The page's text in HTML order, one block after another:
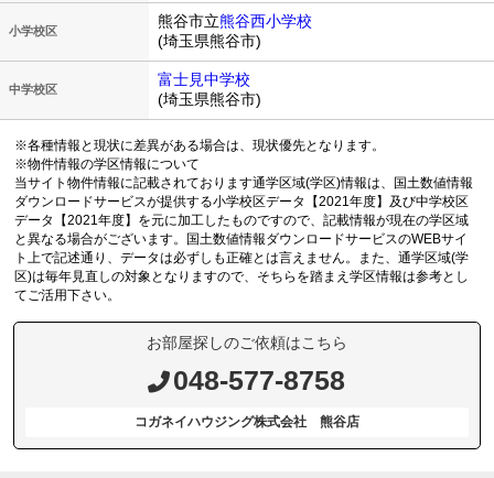
小学校区
熊谷市立熊谷西小学校
(埼玉県熊谷市)
中学校区
富士見中学校
(埼玉県熊谷市)
※各種情報と現状に差異がある場合は、現状優先となります。
※物件情報の学区情報について
当サイト物件情報に記載されております通学区域(学区)情報は、国土数値情報
ダウンロードサービスが提供する小学校区データ【2021年度】及び中学校区
データ【2021年度】を元に加工したものですので、記載情報が現在の学区域
と異なる場合がございます。国土数値情報ダウンロードサービスのWEBサイ
ト上で記述通り、データは必ずしも正確とは言えません。また、通学区域(学
区)は毎年見直しの対象となりますので、そちらを踏まえ学区情報は参考とし
てご活用下さい。
お部屋探しのご依頼はこちら
048-577-8758
コガネイハウジング株式会社 熊谷店